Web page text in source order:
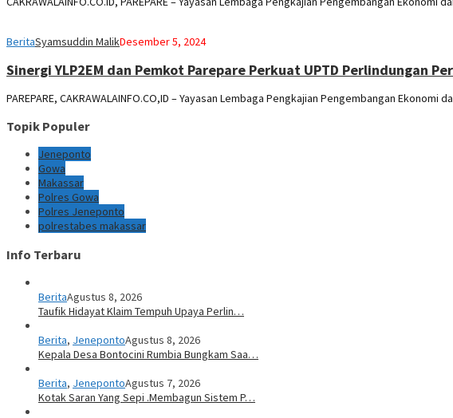
BeritaSyamsuddin MalikDesember 5, 2024
Sinergi YLP2EM dan Pemkot Parepare Perkuat UPTD Perlindungan
PAREPARE, CAKRAWALAINFO.CO,ID – Yayasan Lembaga Pengkajian Pengembangan Ekonomi
Topik Populer
Jeneponto
Gowa
Makassar
Polres Gowa
Polres Jeneponto
polrestabes makassar
Info Terbaru
BeritaAgustus 8, 2026
Taufik Hidayat Klaim Tempuh Upaya Perlin…
Berita, JenepontoAgustus 8, 2026
Kepala Desa Bontocini Rumbia Bungkam Saa…
Berita, JenepontoAgustus 7, 2026
Kotak Saran Yang Sepi .Membagun Sistem P…